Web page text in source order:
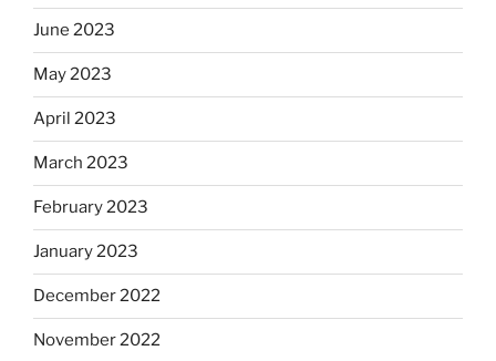
June 2023
May 2023
April 2023
March 2023
February 2023
January 2023
December 2022
November 2022